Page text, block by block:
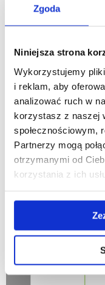
Zgoda
Niniejsza strona
Wykorzystujemy
i reklam, aby
analizować ruch w
korzystasz z naszej
społecznościowym,
Partnerzy mogą
otrzymanymi od
korzystania z ich